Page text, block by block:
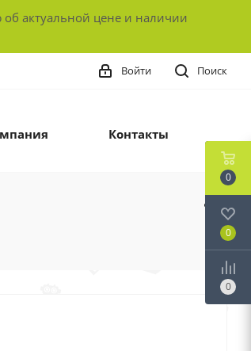
актуальной цене и наличии
Поиск
Войти
Контакты
0
0
0